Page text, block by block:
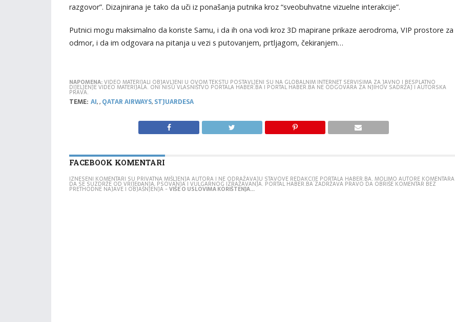
razgovor”. Dizajnirana je tako da uči iz ponašanja putnika kroz “sveobuhvatne vizuelne interakcije”.
Putnici mogu maksimalno da koriste Samu, i da ih ona vodi kroz 3D mapirane prikaze aerodroma, VIP prostore za
odmor, i da im odgovara na pitanja u vezi s putovanjem, prtljagom, čekiranjem…
NAPOMENA:VIDEO MATERIJALI OBJAVLJENI U OVOM TEKSTU POSTAVLJENI SU NA GLOBALNIM INTERNET SERVISIMA ZA JAVNO I BESPLATNO
DIJELJENJE VIDEO MATERIJALA. ONI NISU VLASNIŠTVO PORTALA HABER.BA I PORTAL HABER.BA NE ODGOVARA ZA NJIHOV SADRŽAJ I AUTORSKA
PRAVA.
TEME: AI,, QATAR AIRWAYS, STJUARDESA
FACEBOOK KOMENTARI
IZNESENI KOMENTARI SU PRIVATNA MIŠLJENJA AUTORA I NE ODRAŽAVAJU STAVOVE REDAKCIJE PORTALA HABER.BA. MOLIMO AUTORE KOMENTARA
DA SE SUZDRŽE OD VRIJEĐANJA, PSOVANJA I VULGARNOG IZRAŽAVANJA. PORTAL HABER.BA ZADRŽAVA PRAVO DA OBRIŠE KOMENTAR BEZ
PRETHODNE NAJAVE I OBJAŠNJENJA -VIŠE O USLOVIMA KORIŠTENJA...